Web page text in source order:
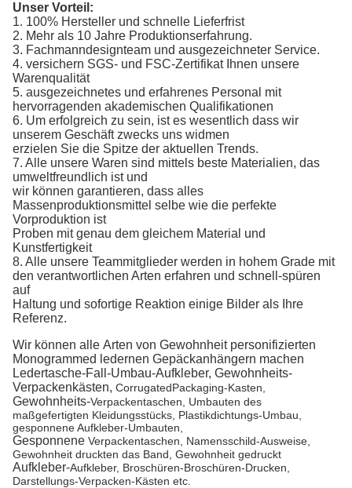
Unser Vorteil:
1. 100% Hersteller und schnelle Lieferfrist
2. Mehr als 10 Jahre Produktionserfahrung.
3. Fachmanndesignteam und ausgezeichneter Service.
4. versichern SGS- und FSC-Zertifikat Ihnen unsere
Warenqualität
5. ausgezeichnetes und erfahrenes Personal mit
hervorragenden akademischen Qualifikationen
6. Um erfolgreich zu sein, ist es wesentlich dass wir
unserem Geschäft zwecks uns widmen
erzielen Sie die Spitze der aktuellen Trends.
7. Alle unsere Waren sind mittels beste Materialien, das
umweltfreundlich ist und
wir können garantieren, dass alles
Massenproduktionsmittel selbe wie die perfekte
Vorproduktion ist
Proben mit genau dem gleichem Material und
Kunstfertigkeit
8. Alle unsere Teammitglieder werden in hohem Grade mit
den verantwortlichen Arten erfahren und schnell-spüren
auf
Haltung und sofortige Reaktion einige Bilder als Ihre
Referenz.
Wir können alle Arten von Gewohnheit personifizierten
Monogrammed ledernen Gepäckanhängern machen
Ledertasche-Fall-Umbau-Aufkleber, Gewohnheits-
Verpackenkästen, CorrugatedPackaging-Kasten,
Gewohnheits-Verpackentaschen, Umbauten des
maßgefertigten Kleidungsstücks, Plastikdichtungs-Umbau,
gesponneneAufkleber-Umbauten,
Gesponnene Verpackentaschen, Namensschild-Ausweise,
Gewohnheit druckten das Band, Gewohnheit gedruckt
Aufkleber-Aufkleber, Broschüren-Broschüren-Drucken,
Darstellungs-Verpacken-Kästen etc.